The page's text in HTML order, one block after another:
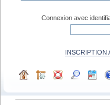
Connexion avec
INSCRIPTION